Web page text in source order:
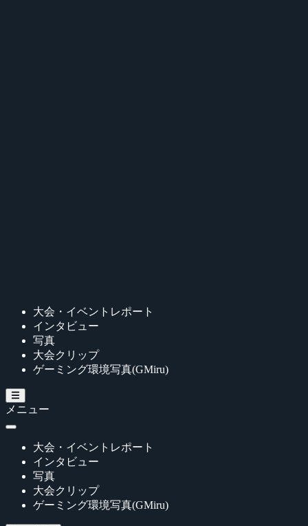
大会・イベントレポート
インタビュー
写真
大会クリップ
ゲーミング環境写真(GMiru)
メニュー
大会・イベントレポート
インタビュー
写真
大会クリップ
ゲーミング環境写真(GMiru)